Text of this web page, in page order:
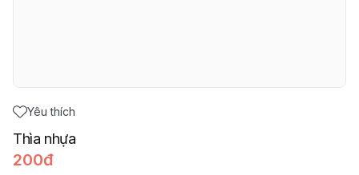
Yêu thích
Thìa nhựa
200đ